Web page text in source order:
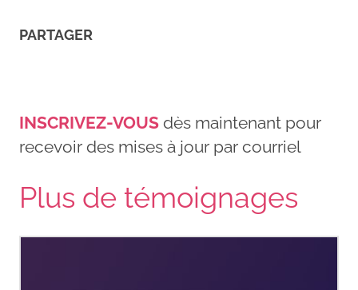
PARTAGER
INSCRIVEZ-VOUS dès maintenant pour
recevoir des mises à jour par courriel
Plus de témoignages